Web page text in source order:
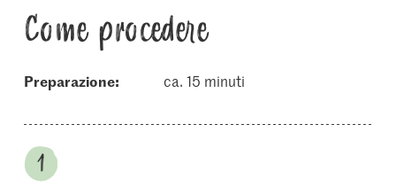
Come procedere
Preparazione: ca. 15 minuti